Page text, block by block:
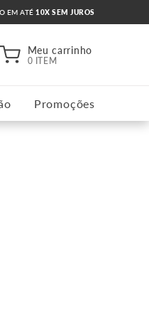
EM ATÉ10X SEM JUROS
Meu carrinho
0 ITEM
Promoções